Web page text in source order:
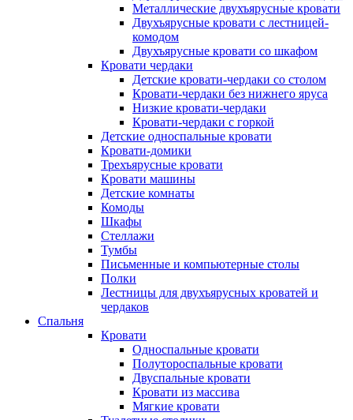
Металлические двухъярусные кровати
Двухъярусные кровати с лестницей-
комодом
Двухъярусные кровати со шкафом
Кровати чердаки
Детские кровати-чердаки со столом
Кровати-чердаки без нижнего яруса
Низкие кровати-чердаки
Кровати-чердаки с горкой
Детские односпальные кровати
Кровати-домики
Трехъярусные кровати
Кровати машины
Детские комнаты
Комоды
Шкафы
Стеллажи
Тумбы
Письменные и компьютерные столы
Полки
Лестницы для двухъярусных кроватей и
чердаков
Спальня
Кровати
Односпальные кровати
Полутороспальные кровати
Двуспальные кровати
Кровати из массива
Мягкие кровати